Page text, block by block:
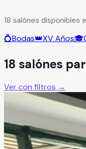
18 salónes disponibles
💍Bodas👑XV Años🎓
18 salónes
Ver con filtros →